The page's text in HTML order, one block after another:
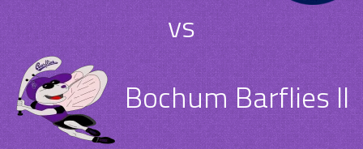
vs
Bochum Barflies II